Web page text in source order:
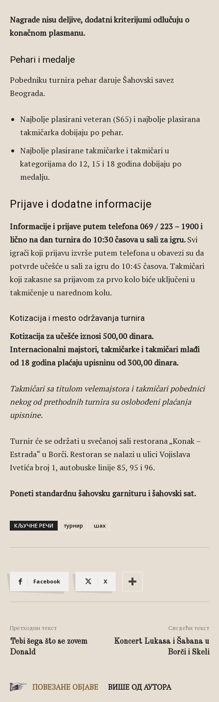
Nagrade nisu deljive, dodatni kriterijumi odlučuju o
konačnom plasmanu.
Pehari i medalje
Pobedniku turnira pehar daruje Šahovski savez
Beograda.
Najbolje plasirani veteran (S65) i najbolje plasirana
takmičarka dobijaju po pehar.
Najbolje plasirane takmičarke i takmičari u
kategorijama do 12, 15 i 18 godina dobijaju po
medalju.
Prijave i dodatne informacije
Informacije i prijave putem telefona 069 / 223 – 1900 i
lično na dan turnira do 10:30 časova u sali za igru.Svi
igrači koji prijavu izvrše putem telefona u obavezi su da
potvrde učešće u sali za igru do 10:45 časova. Takmičari
koji zakasne sa prijavom za prvo kolo biće uključeni u
takmičenje u narednom kolu.
Kotizacija i mesto održavanja turnira
Kotizacija za učešće iznosi 500,00 dinara.
Internacionalni majstori, takmičarke i takmičari mlađi
od 18 godina plaćaju upisninu od 300,00 dinara.
Takmičari sa titulom velemajstora i takmičari pobednici
nekog od prethodnih turnira su oslobođeni plaćanja
upisnine.
Turnir će se održati u svečanoj sali restorana „Konak –
Estrada“ u Borči. Restoran se nalazi u ulici Vojislava
Ivetića broj 1, autobuske linije 85, 95 i 96.
Poneti standardnu šahovsku garnituru i šahovski sat.
КЉУЧНЕ РЕЧИ турнир шах
Facebook X
Претходни текст
Tebi šega što se zovem
Donald
Следећи текст
Koncert Lukasa i Šabana u
Borči i Skeli
ПОВЕЗАНЕ ОБЈАВЕ ВИШЕ ОД АУТОРА